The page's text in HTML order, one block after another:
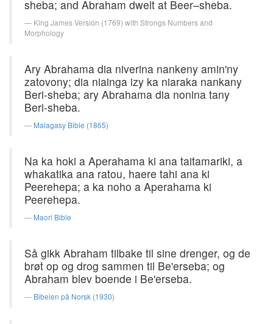
sheba; and Abraham dwelt at Beer–sheba.
King James Version (1769) with Strongs Numbers and
Morphology
Ary Abrahama dia niverina nankeny amin'ny
zatovony; dia niainga izy ka niaraka nankany
Beri-sheba; ary Abrahama dia nonina tany
Beri-sheba.
Malagasy Bible (1865)
Na ka hoki a Aperahama ki ana taitamariki, a
whakatika ana ratou, haere tahi ana ki
Peerehepa; a ka noho a Aperahama ki
Peerehepa.
Maori Bible
Så gikk Abraham tilbake til sine drenger, og de
brøt op og drog sammen til Be'erseba; og
Abraham blev boende i Be'erseba.
Bibelen på Norsk (1930)